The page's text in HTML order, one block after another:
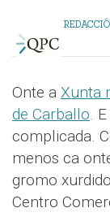
Onte a Xunta
de Carballo.
complicada.
menos ca
gromo
Centro